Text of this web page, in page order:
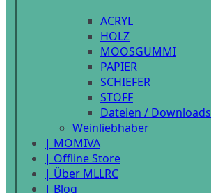
ACRYL
HOLZ
MOOSGUMMI
PAPIER
SCHIEFER
STOFF
Dateien / Downloads
Weinliebhaber
| MOMIVA
| Offline Store
| Über MLLRC
| Blog